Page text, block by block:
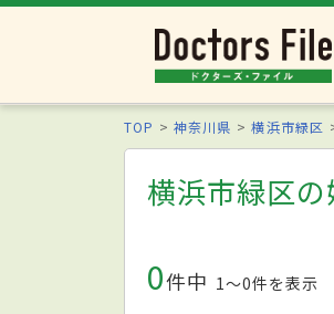
TOP 神奈川県 横浜市緑区
横浜市緑区
0件中 1〜0件を表示